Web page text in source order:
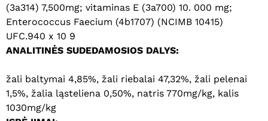
(3a314) 7,500mg; vitaminas E (3a700) 10. 000 mg;
Enterococcus Faecium (4b1707) (NCIMB 10415)
UFC.940 x 10 9
ANALITINĖS SUDEDAMOSIOS DALYS:
žali baltymai 4,85%, žali riebalai 47,32%, žali pelenai
1,5%, žalia ląsteliena 0,50%, natris 770mg/kg, kalis
1030mg/kg